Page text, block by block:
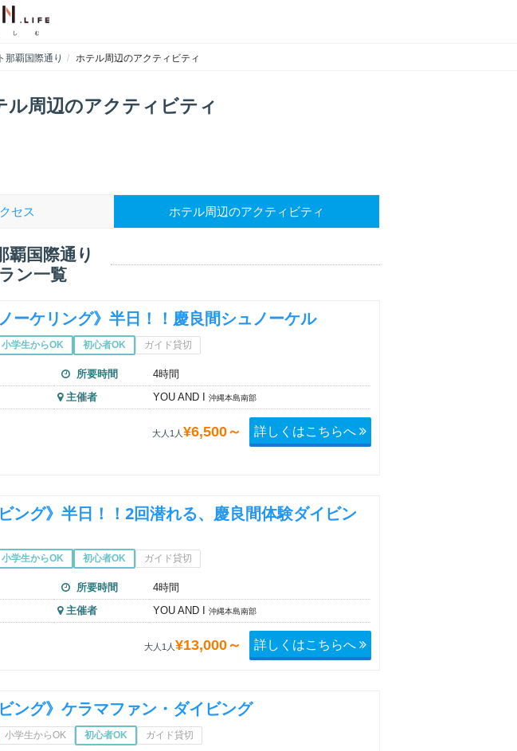
那覇国際通り ホテル周辺のアクティビティ
周辺のアクティビティ
セス ホテル周辺のアクティビティ
国際通り
ン一覧
ーケリング》半日！！慶良間シュノーケル
小学生からOK 初心者OK ガイド貸切
所要時間
4時間
主催者 YOU AND I沖縄本島南部
大人1人 ¥6,500～ 詳しくはこちらへ
ング》半日！！2回潜れる、慶良間体験ダイビン
小学生からOK 初心者OK ガイド貸切
所要時間
4時間
主催者 YOU AND I沖縄本島南部
大人1人 ¥13,000～ 詳しくはこちらへ
ング》ケラマファン・ダイビング
小学生からOK 初心者OK ガイド貸切